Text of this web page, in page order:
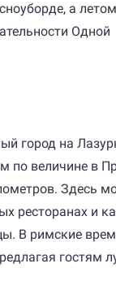
а
Одной
город на
по величине в
Здесь
ресторанах и
В римские
гостям